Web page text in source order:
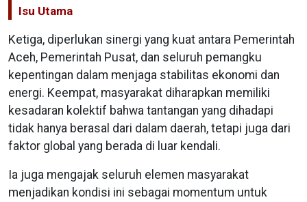
Isu Utama
Ketiga, diperlukan sinergi yang kuat antara Pemerintah
Aceh, Pemerintah Pusat, dan seluruh pemangku
kepentingan dalam menjaga stabilitas ekonomi dan
energi. Keempat, masyarakat diharapkan memiliki
kesadaran kolektif bahwa tantangan yang dihadapi
tidak hanya berasal dari dalam daerah, tetapi juga dari
faktor global yang berada di luar kendali.
Ia juga mengajak seluruh elemen masyarakat
menjadikan kondisi ini sebagai momentum untuk